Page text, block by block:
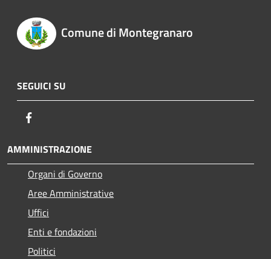
Comune di Montegranaro
SEGUICI SU
AMMINISTRAZIONE
Organi di Governo
Aree Amministrative
Uffici
Enti e fondazioni
Politici